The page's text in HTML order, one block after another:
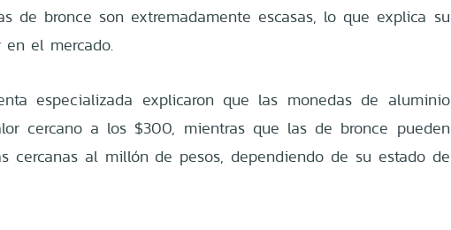
de bronce son extremadamente escasas, lo que explica su
en el mercado.
especializada explicaron que las monedas de aluminio
cercano a los $300, mientras que las de bronce pueden
cercanas al millón de pesos, dependiendo de su estado de